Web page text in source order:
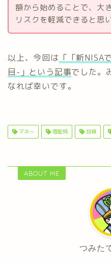
額から始めることで、大
リスクを軽減できると思
以上、今回は 「「新NISA
目-」という記事でした。
なれば幸いです。
マネー 増配株 投資
ABOUT ME
つみた